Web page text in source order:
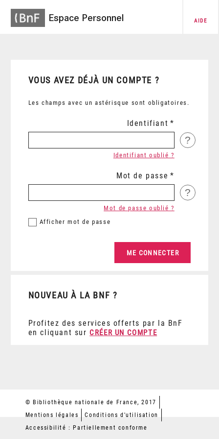
Espace Personnel AIDE
VOUS AVEZ DÉJÀ UN COMPTE ?
Les champs avec un astérisque sont obligatoires.
Identifiant
?
Identifiant oublié ?
Mot de passe
?
Afficher mot de passe
Mot de passe oublié ?
NOUVEAU À LA BNF ?
Profitez des services offerts par la BnF
en cliquant sur CRÉER UN COMPTE
© Bibliothèque nationale de France, 2017
Mentions légales
Conditions d'utilisation
Accessibilité : Partiellement conforme